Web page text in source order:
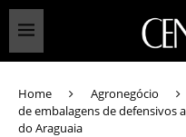
Home Agronegócio
de embalagens de defensivos
do Araguaia